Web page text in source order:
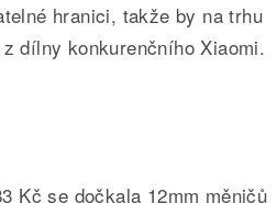
hranici, takže by na trhu
dílny konkurenčního Xiaomi.
Kč se dočkala 12mm měničů